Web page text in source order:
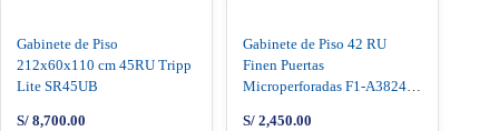
Gabinete de Piso
212x60x110 cm 45RU Tripp
Lite SR45UB
S/ 8,700.00
Gabinete de Piso 42 RU
Finen Puertas
Microperforadas F1-A38242-
S/ 2,450.00